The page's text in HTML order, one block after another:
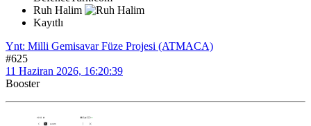
Ruh Halim
Kayıtlı
Ynt: Milli Gemisavar Füze Projesi (ATMACA)
#625
11 Haziran 2026, 16:20:39
Booster